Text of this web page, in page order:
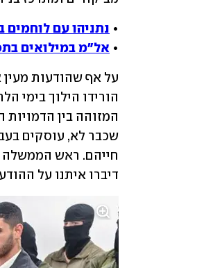
• נתניהו עם לוחמים
• אל"מ במילואים
דיברו איתנו על